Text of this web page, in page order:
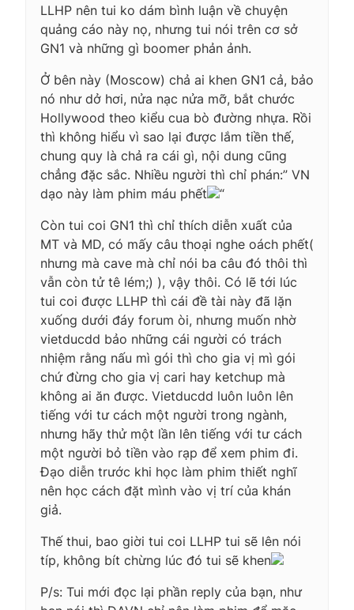
LLHP nên tui ko dám bình luận về chuyện
quảng cáo này nọ, nhưng tui nói trên cơ sở
GN1 và những gì boomer phản ảnh.
Ở bên này (Moscow) chả ai khen GN1 cả, bảo
nó như dở hơi, nửa nạc nửa mỡ, bắt chước
Hollywood theo kiểu cua bò đường nhựa. Rồi
thì không hiểu vì sao lại được lắm tiền thế,
chung quy là chả ra cái gì, nội dung cũng
chẳng đặc sắc. Nhiều người thì chỉ phán:” VN
dạo này làm phim máu phết
“
Còn tui coi GN1 thì chỉ thích diễn xuất của
MT và MD, có mấy câu thoại nghe oách phết(
nhưng mà cave mà chỉ nói ba câu đó thôi thì
vẫn còn tử tê lém;) ), vậy thôi. Có lẽ tới lúc
tui coi được LLHP thì cái đề tài này đã lặn
xuống dưới đáy forum òi, nhưng muốn nhờ
vietducdd bảo những cái người có trách
nhiệm rằng nấu mì gói thì cho gia vị mì gói
chứ đừng cho gia vị cari hay ketchup mà
không ai ăn được. Vietducdd luôn luôn lên
tiếng với tư cách một người trong ngành,
nhưng hãy thử một lần lên tiếng với tư cách
một người bỏ tiền vào rạp để xem phim đi.
Đạo diễn trước khi học làm phim thiết nghĩ
nên học cách đặt mình vào vị trí của khán
giả.
Thế thui, bao giời tui coi LLHP tui sẽ lên nói
típ, không bít chừng lúc đó tui sẽ khen
P/s: Tui mới đọc lại phần reply của bạn, như